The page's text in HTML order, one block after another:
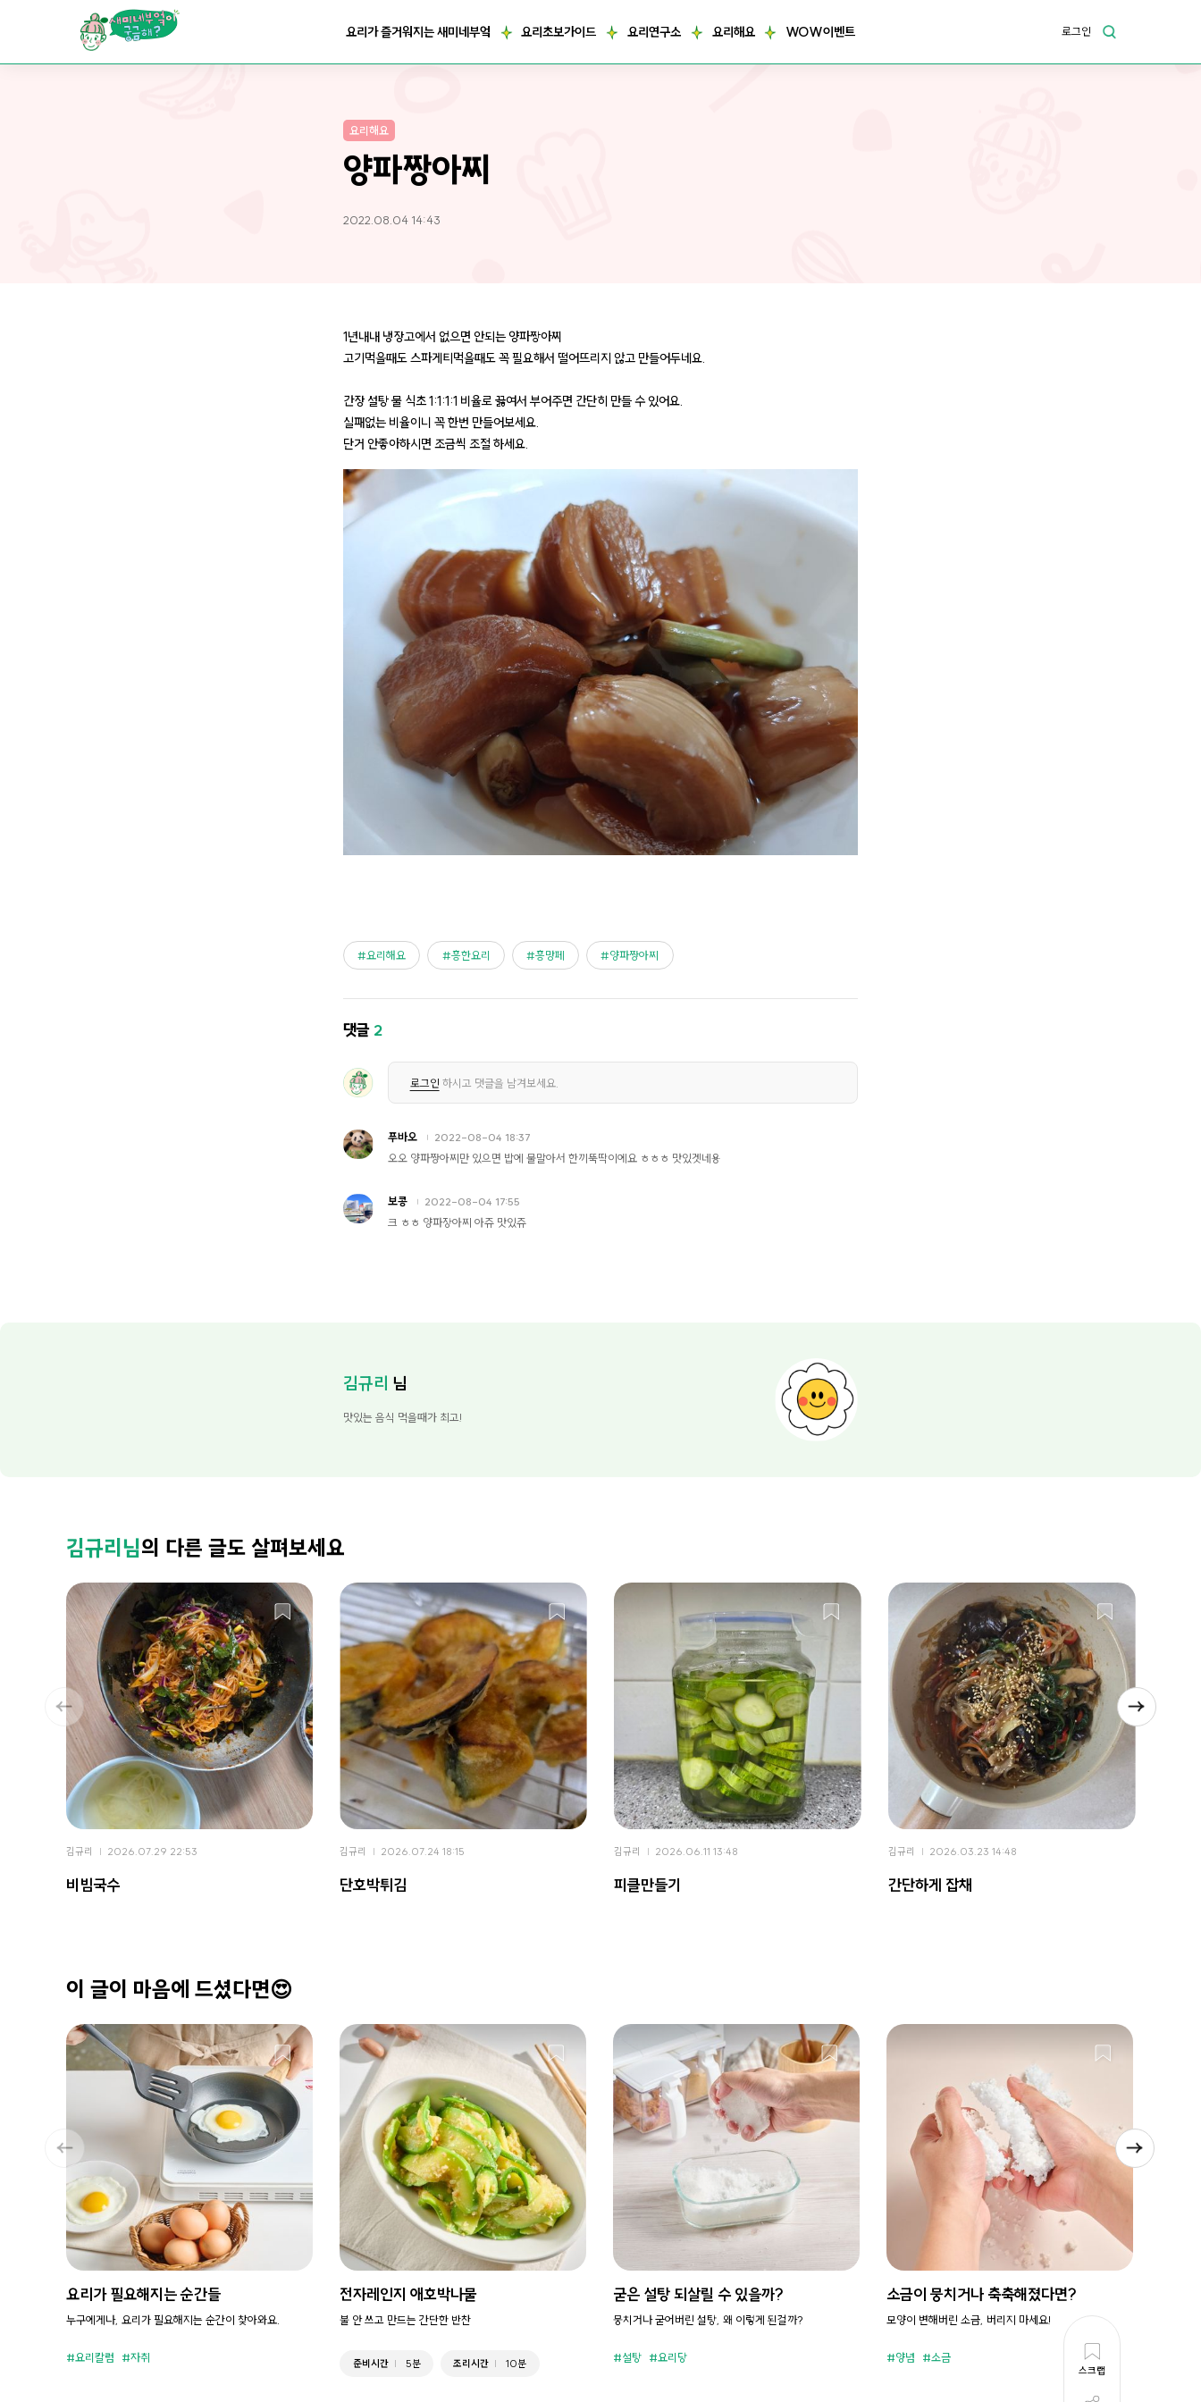
요리가 즐거워지는 새미네부엌 요리초보가이드 요리연구소 요리해요 WOW이벤트 로그인
스크랩
요리해요
양파짱아찌
2022.08.04 14:43
1년내내 냉장고에서 없으면 안되는 양파짱아찌
고기먹을때도 스파게티먹을때도 꼭 필요해서 떨어뜨리지 않고 만들어두네요.
간장 설탕 물 식초 1:1:1:1 비율로 끓여서 부어주면 간단히 만들 수 있어요.
실패없는 비율이니 꼭 한번 만들어보세요.
단거 안좋아하시면 조금씩 조절 하세요.
요리해요 흥한요리 흥망페 양파짱아찌
댓글 2
로그인 하시고 댓글을 남겨보세요.
푸바오 2022-08-04 18:37
오오 양파짱아찌만 있으면 밥에 물말아서 한끼뚝딱이에요 ㅎㅎㅎ 맛있겟네용
보콩 2022-08-04 17:55
크 ㅎㅎ 양파장아찌 아쥬 맛있쥬
김규리 님
맛있는 음식 먹을때가 최고!
김규리님의 다른 글도 살펴보세요
김규리 2026.07.29 22:53
비빔국수
김규리 2026.07.24 18:15
단호박튀김
김규리 2026.06.11 13:48
피클만들기
김규리 2026.03.23 14:48
간단하게 잡채
이 글이 마음에 드셨다면😍
요리가 필요해지는 순간들
누구에게나, 요리가 필요해지는 순간이 찾아와요.
요리칼럼 자취
전자레인지 애호박나물
불 안 쓰고 만드는 간단한 반찬
준비시간 5분 조리시간 10분
굳은 설탕 되살릴 수 있을까?
뭉치거나 굳어버린 설탕, 왜 이렇게 된걸까?
설탕 요리당
소금이 뭉치거나 축축해졌다면?
모양이 변해버린 소금, 버리지 마세요!
양념 소금